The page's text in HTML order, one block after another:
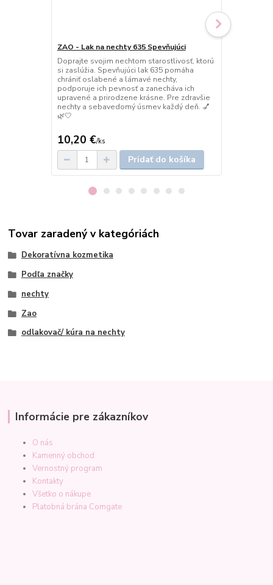
ZAO - Lak na nechty 635 Spevňujúci
Doprajte svojim nechtom starostlivosť, ktorú
si zaslúžia. Spevňujúci lak 635 pomáha
chrániť oslabené a lámavé nechty,
podporuje ich pevnosť a zanecháva ich
upravené a prirodzene krásne. Pre zdravšie
nechty a sebavedomý úsmev každý deň. 💅
🌿🤍
10,20 €/ks
Pridať do košíka
Tovar zaradený v kategóriách
Dekoratívna kozmetika
Podľa značky
nechty
Zao
odlakovač/ kúra na nechty
Informácie pre zákazníkov
O nás
Kamenný obchod
Vernostný program
Kontakty
Všetko o nákupe
Platobná brána Comgate